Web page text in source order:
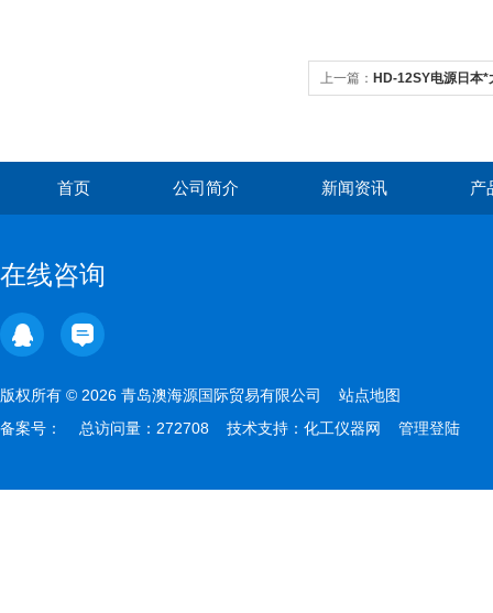
上一篇： HD-12SY电源日本
首页 公司简介 新闻资讯 产
在线咨询
版权所有 © 2026 青岛澳海源国际贸易有限公司 站点地图
备案号：
总访问量：272708 技术支持： 化工仪器网 管理登陆